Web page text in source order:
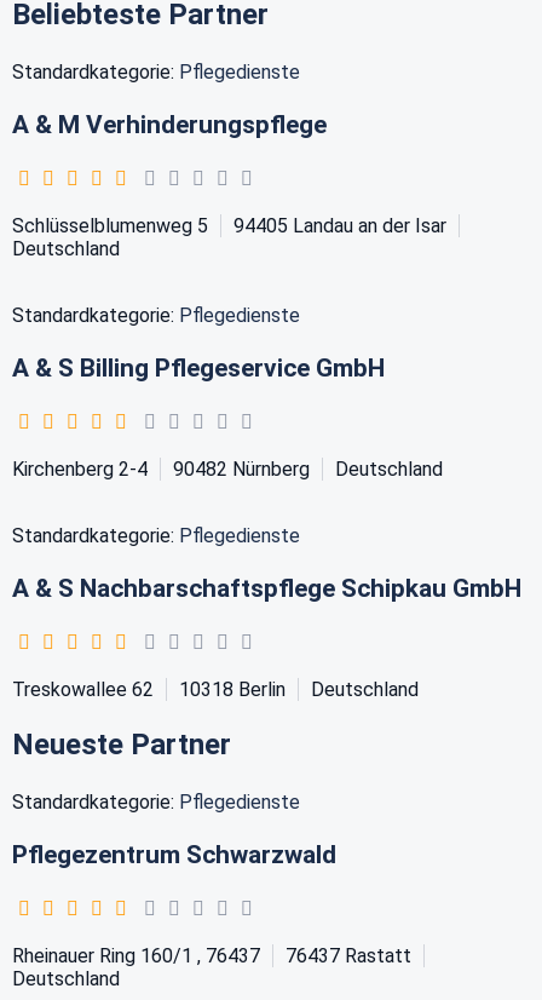
Beliebteste Partner
Standardkategorie: Pflegedienste
A & M Verhinderungspflege
Schlüsselblumenweg 5 94405 Landau an der Isar
Deutschland
Standardkategorie: Pflegedienste
A & S Billing Pflegeservice GmbH
Kirchenberg 2-4 90482 Nürnberg Deutschland
Standardkategorie: Pflegedienste
A & S Nachbarschaftspflege Schipkau GmbH
Treskowallee 62 10318 Berlin Deutschland
Neueste Partner
Standardkategorie: Pflegedienste
Pflegezentrum Schwarzwald
Rheinauer Ring 160/1 , 76437 76437 Rastatt
Deutschland